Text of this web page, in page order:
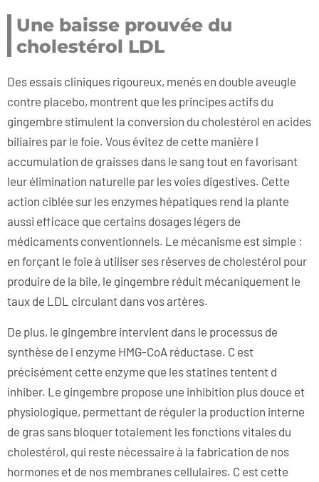
Une baisse prouvée du
cholestérol LDL
Des essais cliniques rigoureux, menés en double aveugle
contre placebo, montrent que les principes actifs du
gingembre stimulent la conversion du cholestérol en acides
biliaires par le foie. Vous évitez de cette manière l
accumulation de graisses dans le sang tout en favorisant
leur élimination naturelle par les voies digestives. Cette
action ciblée sur les enzymes hépatiques rend la plante
aussi efficace que certains dosages légers de
médicaments conventionnels. Le mécanisme est simple :
en forçant le foie à utiliser ses réserves de cholestérol pour
produire de la bile, le gingembre réduit mécaniquement le
taux de LDL circulant dans vos artères.
De plus, le gingembre intervient dans le processus de
synthèse de l enzyme HMG-CoA réductase. C est
précisément cette enzyme que les statines tentent d
inhiber. Le gingembre propose une inhibition plus douce et
physiologique, permettant de réguler la production interne
de gras sans bloquer totalement les fonctions vitales du
cholestérol, qui reste nécessaire à la fabrication de nos
hormones et de nos membranes cellulaires. C est cette